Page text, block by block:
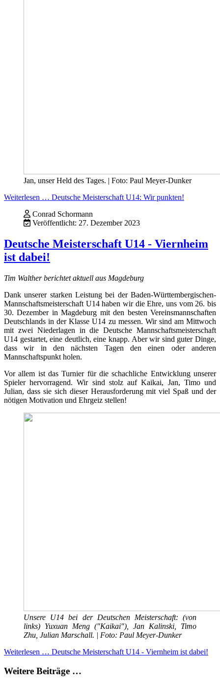
Jan, unser Held des Tages. | Foto: Paul Meyer-Dunker
Weiterlesen … Deutsche Meisterschaft U14: Wir punkten!
Conrad Schormann
Veröffentlicht: 27. Dezember 2023
Deutsche Meisterschaft U14 - Viernheim
ist dabei!
Tim Walther berichtet aktuell aus Magdeburg
Dank unserer starken Leistung bei der Baden-Württembergischen-
Mannschaftsmeisterschaft U14 haben wir die Ehre, uns vom 26. bis
30. Dezember in Magdeburg mit den besten Vereinsmannschaften
Deutschlands in der Klasse U14 zu messen. Wir sind am Mittwoch
mit zwei Niederlagen in die Deutsche Mannschaftsmeisterschaft
U14 gestartet, eine deutlich, eine knapp. Aber wir sind guter Dinge,
dass wir in den nächsten Tagen den einen oder anderen
Mannschaftspunkt holen.
Vor allem ist das Turnier für die schachliche Entwicklung unserer
Spieler hervorragend. Wir sind stolz auf Kaikai, Jan, Timo und
Julian, dass sie sich dieser Herausforderung mit viel Spaß und der
nötigen Motivation und Ehrgeiz stellen!
Unsere U14 bei der Deutschen Meisterschaft: (von
links) Yuxuan Meng ("Kaikai"), Jan Kalinski, Timo
Zhu, Julian Marschall. | Foto: Paul Meyer-Dunker
Weiterlesen … Deutsche Meisterschaft U14 - Viernheim ist dabei!
Weitere Beiträge …